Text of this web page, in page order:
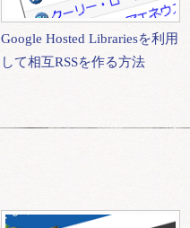
Google Hosted Librariesを利用
して相互RSSを作る方法